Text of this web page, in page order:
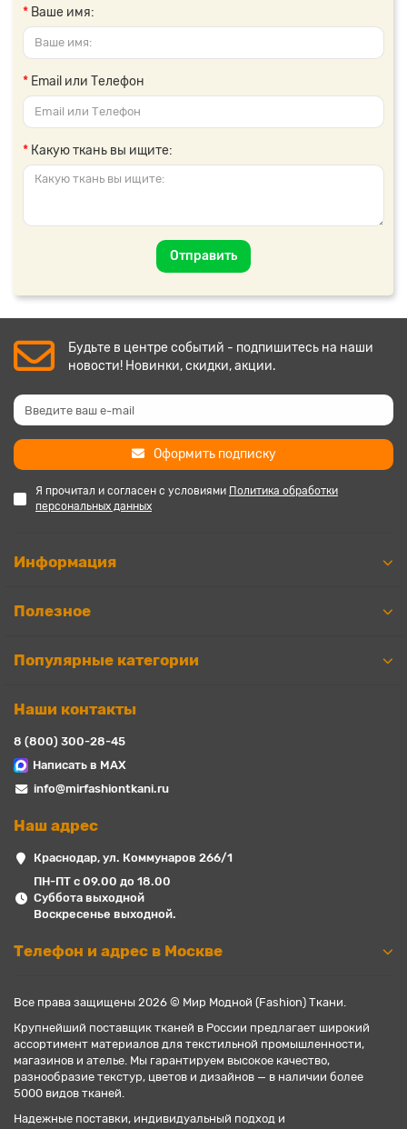
Ваше имя:
Email или Телефон
Какую ткань вы ищите:
Отправить
Будьте в центре событий - подпишитесь на наши
новости! Новинки, скидки, акции.
Оформить подписку
Я прочитал и согласен с условиями Политика обработки
персональных данных
Информация
Полезное
Популярные категории
Наши контакты
8 (800) 300-28-45
Написать в MAX
info@mirfashiontkani.ru
Наш адрес
Краснодар, ул. Коммунаров 266/1
ПН-ПТ с 09.00 до 18.00
Суббота выходной
Воскресенье выходной.
Телефон и адрес в Москве
Все права защищены 2026 © Мир Модной (Fashion) Ткани.
Крупнейший поставщик тканей в России предлагает широкий
ассортимент материалов для текстильной промышленности,
магазинов и ателье. Мы гарантируем высокое качество,
разнообразие текстур, цветов и дизайнов — в наличии более
5000 видов тканей.
Надежные поставки, индивидуальный подход и